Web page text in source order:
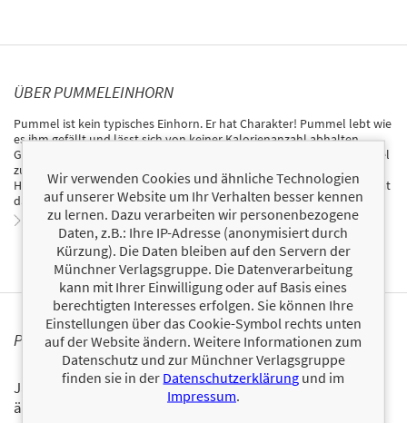
ÜBER PUMMELEINHORN
Pummel ist kein typisches Einhorn. Er hat Charakter! Pummel lebt wie
es ihm gefällt und lässt sich von keiner Kalorienanzahl abhalten.
Getreu dem Motto "Ich bin nicht dick, ich bin flauschig" steht Pummel
zu seinem Naschbrettbauch und zeigt jedem, dass es wichtig ist, ein
Herz aus Gold und die Hände voller Kekse zu haben. Bei Facebook hat
das flauschige Einhorn bereits mehr als 168.000 Fans.
Zum Profil von Pummeleinhorn
PERSONALISIERTE PRODUKTINFORMATIONEN
Ja, ich will über interessante Neuerscheinungen und
ähnliche Produkte informiert werden.
Wir verwenden Cookies und ähnliche Technologien
auf unserer Website um Ihr Verhalten besser kennen
zu lernen. Dazu verarbeiten wir personenbezogene
Daten, z.B.: Ihre IP-Adresse (anonymisiert durch
Kürzung). Die Daten bleiben auf den Servern der
Münchner Verlagsgruppe. Die Datenverarbeitung
kann mit Ihrer Einwilligung oder auf Basis eines
berechtigten Interesses erfolgen. Sie können Ihre
Einstellungen über das Cookie-Symbol rechts unten
auf der Website ändern. Weitere Informationen zum
Datenschutz und zur Münchner Verlagsgruppe
finden sie in der Datenschutzerklärung und im
Impressum.